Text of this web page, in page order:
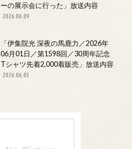
ーの展示会に行った」放送内容
2026.06.09
「伊集院光 深夜の馬鹿力／2026年
06月01日／第1598回／30周年記念
Tシャツ先着2,000着販売」放送内容
2026.06.03